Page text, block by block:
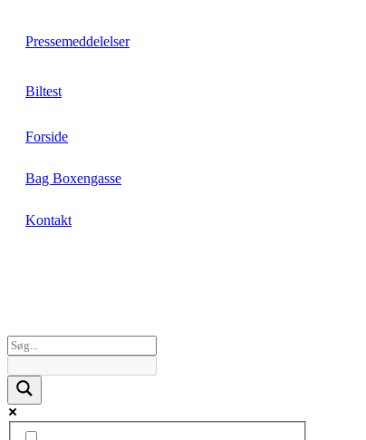
Pressemeddelelser
Biltest
Forside
Bag Boxengasse
Kontakt